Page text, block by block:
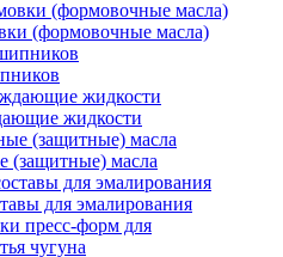
(формовочные масла)
жидкости
(защитные) масла
для эмалирования